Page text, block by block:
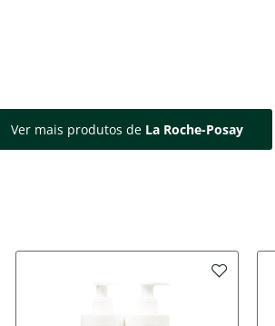
Ver mais produtos de La Roche-Posay